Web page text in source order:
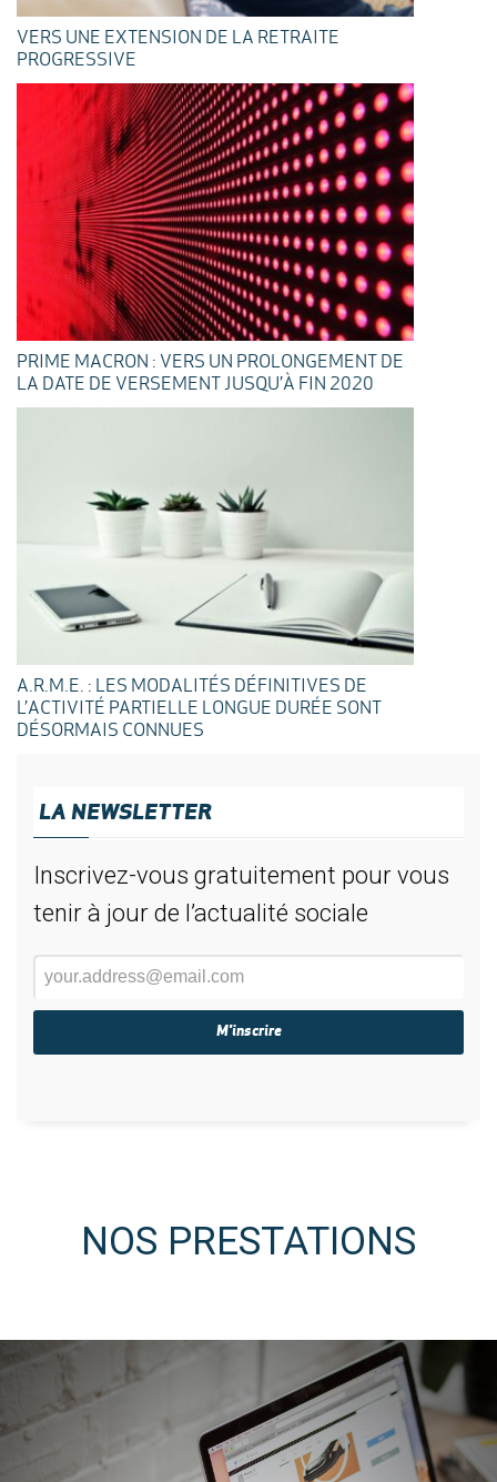
VERS UNE EXTENSION DE LA RETRAITE
PROGRESSIVE
PRIME MACRON : VERS UN PROLONGEMENT DE
LA DATE DE VERSEMENT JUSQU’À FIN 2020
A.R.M.E. : LES MODALITÉS DÉFINITIVES DE
L’ACTIVITÉ PARTIELLE LONGUE DURÉE SONT
DÉSORMAIS CONNUES
LA NEWSLETTER
Inscrivez-vous gratuitement pour vous
tenir à jour de l’actualité sociale
NOS PRESTATIONS